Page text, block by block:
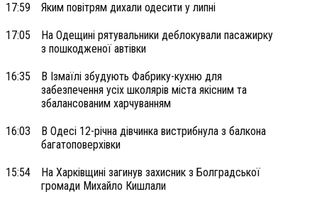
17:59 Яким повітрям дихали одесити у липні
17:05
На Одещині рятувальники деблокували пасажирку
з пошкодженої автівки
16:35
В Ізмаїлі збудують Фабрику-кухню для
забезпечення усіх школярів міста якісним та
збалансованим харчуванням
16:03
В Одесі 12-річна дівчинка вистрибнула з балкона
багатоповерхівки
15:54
На Харківщині загинув захисник з Болградської
громади Михайло Кишлали